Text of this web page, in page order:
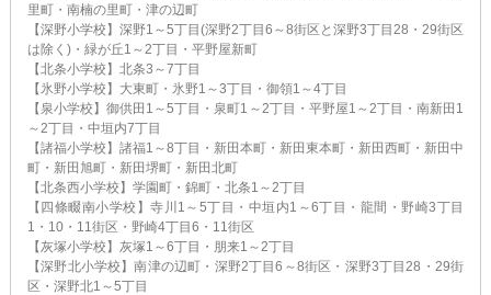
里町・南楠の里町・津の辺町
【深野小学校】深野1～5丁目(深野2丁目6～8街区と深野3丁目28・29街区
は除く)・緑が丘1～2丁目・平野屋新町
【北条小学校】北条3～7丁目
【氷野小学校】大東町・氷野1～3丁目・御領1～4丁目
【泉小学校】御供田1～5丁目・泉町1～2丁目・平野屋1～2丁目・南新田1
～2丁目・中垣内7丁目
【諸福小学校】諸福1～8丁目・新田本町・新田東本町・新田西町・新田中
町・新田旭町・新田堺町・新田北町
【北条西小学校】学園町・錦町・北条1～2丁目
【四條畷南小学校】寺川1～5丁目・中垣内1～6丁目・龍間・野崎3丁目
1・10・11街区・野崎4丁目6・11街区
【灰塚小学校】灰塚1～6丁目・朋来1～2丁目
【深野北小学校】南津の辺町・深野2丁目6～8街区・深野3丁目28・29街
区・深野北1～5丁目